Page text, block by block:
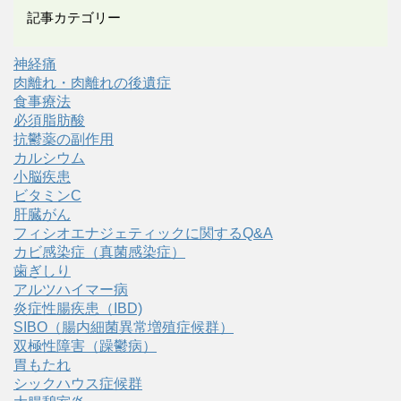
記事カテゴリー
神経痛
肉離れ・肉離れの後遺症
食事療法
必須脂肪酸
抗鬱薬の副作用
カルシウム
小脳疾患
ビタミンC
肝臓がん
フィシオエナジェティックに関するQ&A
カビ感染症（真菌感染症）
歯ぎしり
アルツハイマー病
炎症性腸疾患（IBD)
SIBO（腸内細菌異常増殖症候群）
双極性障害（躁鬱病）
胃もたれ
シックハウス症候群